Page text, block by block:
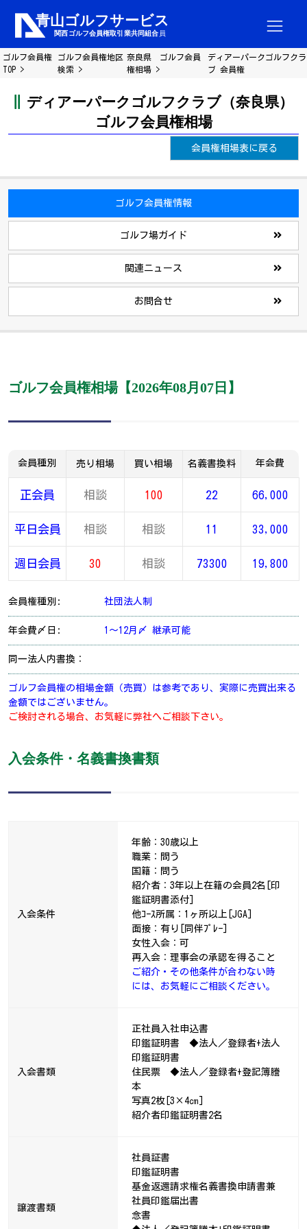
ゴルフ会員権
TOP
ゴルフ会員権地区
検索
奈良県 ゴルフ会員
権相場
ディアーパークゴルフクラ
ブ 会員権
ディアーパークゴルフクラブ（奈良県）
ゴルフ会員権相場
会員権相場表に戻る
ゴルフ会員権情報
ゴルフ場ガイド
関連ニュース
お問合せ
ゴルフ会員権相場【2026年08月07日】
会員種別 売り相場 買い相場 名義書換料 年会費
正会員 相談 100 22 66,000
平日会員 相談 相談 11 33,000
週日会員 30 相談 73300 19,800
会員権種別: 社団法人制
年会費〆日: 1～12月〆 継承可能
同一法人内書換：
ゴルフ会員権の相場金額（売買）は参考であり、実際に売買出来る
金額ではございません。
ご検討される場合、お気軽に弊社へご相談下さい。
入会条件・名義書換書類
入会条件
年齢：30歳以上
職業：問う
国籍：問う
紹介者：3年以上在籍の会員2名[印
鑑証明書添付]
他ｺｰｽ所属：1ヶ所以上[JGA]
面接：有り[同伴ﾌﾟﾚｰ]
女性入会：可
再入会：理事会の承認を得ること
ご紹介・その他条件が合わない時
には、お気軽にご相談ください。
入会書類
正社員入社申込書
印鑑証明書 ◆法人／登録者+法人
印鑑証明書
住民票 ◆法人／登録者+登記簿謄
本
写真2枚[3×4㎝]
紹介者印鑑証明書2名
譲渡書類
社員証書
印鑑証明書
基金返還請求権名義書換申請書兼
社員印鑑届出書
念書